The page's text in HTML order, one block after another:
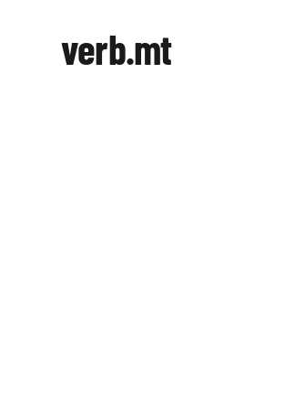
verb.mt